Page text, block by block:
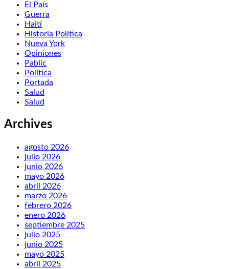
El País
Guerra
Haití
Historia Política
Nueva York
Opiniones
Pablic
Política
Portada
Salud
Salud
Archives
agosto 2026
julio 2026
junio 2026
mayo 2026
abril 2026
marzo 2026
febrero 2026
enero 2026
septiembre 2025
julio 2025
junio 2025
mayo 2025
abril 2025